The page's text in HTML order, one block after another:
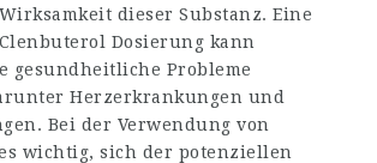
dieser Substanz. Eine
Dosierung kann
gesundheitliche Probleme
Herzerkrankungen und
Bei der Verwendung von
wichtig, sich der potenziellen